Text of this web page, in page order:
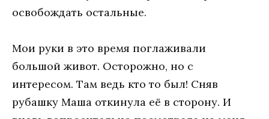
освобождать остальные.
Мои руки в это время поглаживали
большой живот. Осторожно, но с
интересом. Там ведь кто то был! Сняв
рубашку Маша откинула её в сторону. И